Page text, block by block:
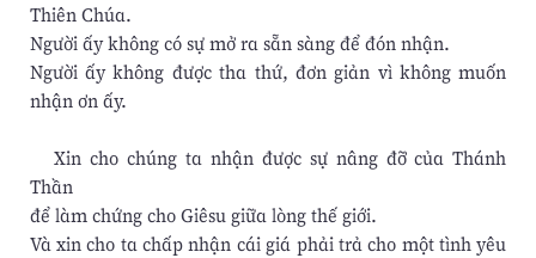
Thiên Chúa.
Người ấy không có sự mở ra sẵn sàng để đón nhận.
Người ấy không được tha thứ, đơn giản vì không muốn
nhận ơn ấy.
Xin cho chúng ta nhận được sự nâng đỡ của Thánh
Thần
để làm chứng cho Giêsu giữa lòng thế giới.
Và xin cho ta chấp nhận cái giá phải trả cho một tình yêu